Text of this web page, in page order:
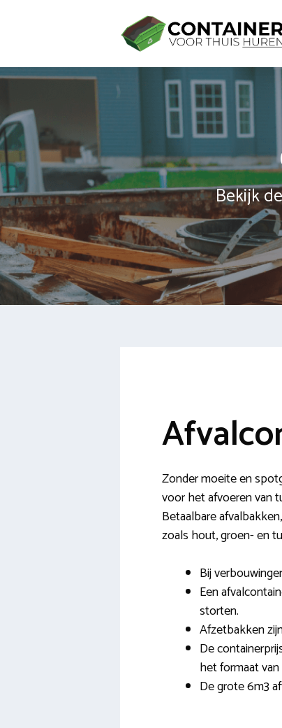
Bekijk
Zonder moeite en
voor het afvoeren van
Betaalbare
zoals hout, groen- en
Bij
Een
storten.
Afzetbakken
De
het formaat
De grote 6m3